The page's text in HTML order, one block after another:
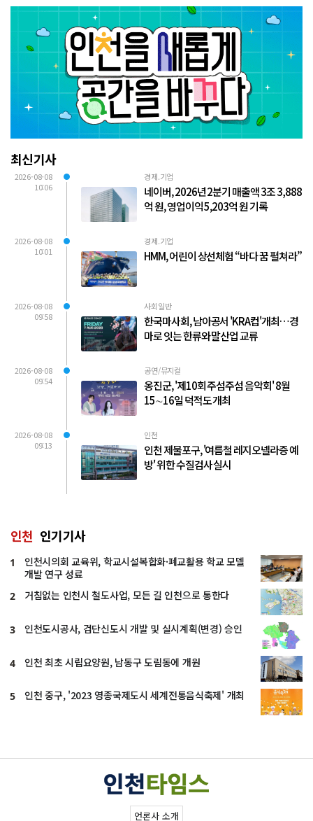
최신기사
2026-08-08
10:06
경제.기업
네이버, 2026년 2분기 매출액 3조 3,888
억 원, 영업이익 5,203억 원 기록
2026-08-08
10:01
경제.기업
HMM, 어린이 상선체험 “바다 꿈 펼쳐라”
2026-08-08
09:58
사회일반
한국마사회, 남아공서 'KRA컵'개최…경
마로 잇는 한류와 말산업 교류
2026-08-08
09:54
공연/뮤지컬
옹진군, '제10회 주섬주섬 음악회' 8월
15∼16일 덕적도 개최
2026-08-08
09:13
인천
인천 제물포구, '여름철 레지오넬라증 예
방' 위한 수질검사 실시
인천 인기기사
1
인천시의회 교육위, 학교시설복합화·폐교활용 학교 모델
개발 연구 성료
2 거침없는 인천시 철도사업, 모든 길 인천으로 통한다
3 인천도시공사, 검단신도시 개발 및 실시계획(변경) 승인
4 인천 최초 시립요양원, 남동구 도림동에 개원
5 인천 중구, '2023 영종국제도시 세계전통음식축제' 개최
언론사 소개